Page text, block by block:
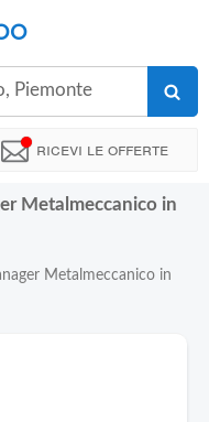
Piemonte
Ricevi le offerte
Metalmeccanico in
Metalmeccanico in